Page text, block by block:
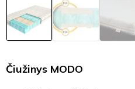
Čiužinys MODO